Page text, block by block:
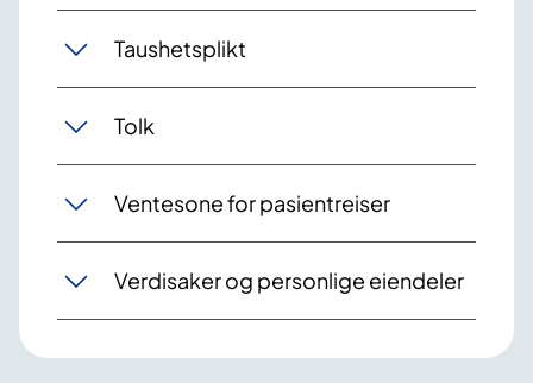
Taushetsplikt
Tolk
Ventesone for pasientreiser
Verdisaker og personlige eiendeler